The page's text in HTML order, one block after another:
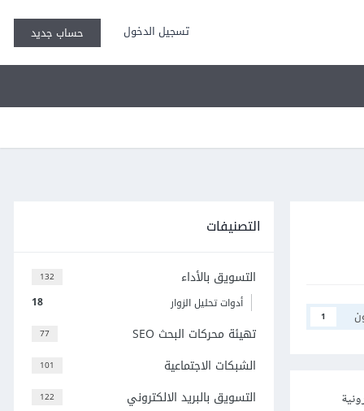
تسجيل الدخول حساب جديد
1
التصنيفات
132 التسويق بالأداء
18 أدوات تحليل الزوار
77 تهيئة محركات البحث SEO
101 الشبكات الاجتماعية
122 التسويق بالبريد الالكتروني